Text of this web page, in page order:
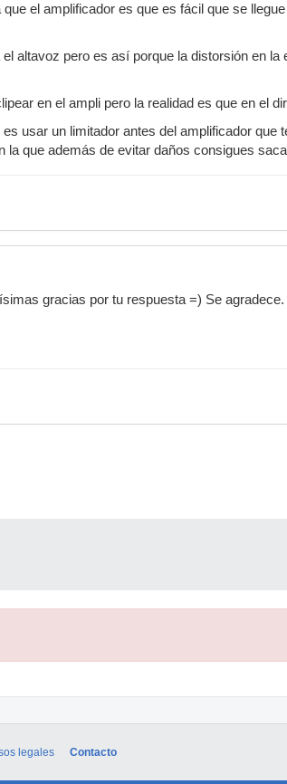
el amplificador es que es fácil que se
altavoz pero es así porque la distorsión en
en el ampli pero la realidad es que en el
usar un limitador antes del amplificador que
la que además de evitar daños consigues
gracias por tu respuesta =) Se agradece.
legales Contacto